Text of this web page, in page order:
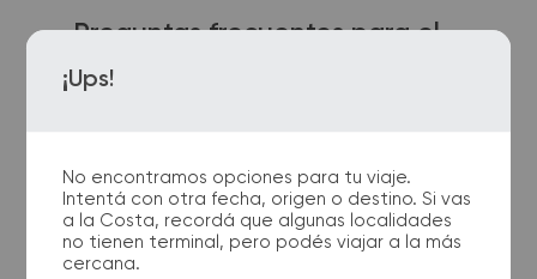
¡Ups!
No encontramos opciones para tu viaje.
Intentá con otra fecha, origen o destino. Si vas
a la Costa, recordá que algunas localidades
no tienen terminal, pero podés viajar a la más
cercana.
Preguntas frecuentes para el
viaje desde Villa Maria a
Ordoñez
¿Con cuánta anticipación
debo presentarme en la
terminal de micros?